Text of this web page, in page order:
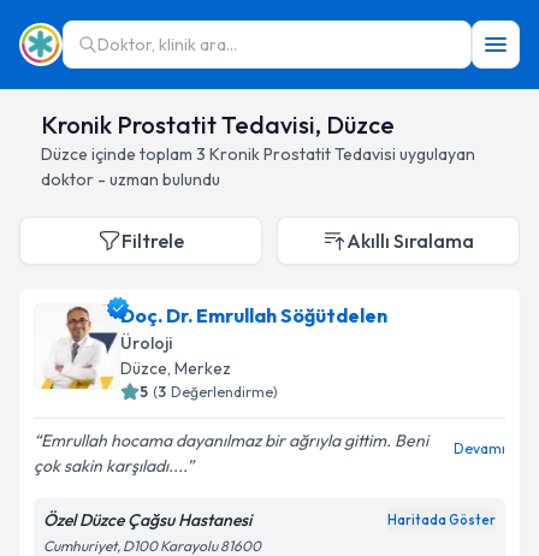
Doktor, klinik ara...
Kronik Prostatit Tedavisi, Düzce
Düzce içinde toplam 3 Kronik Prostatit Tedavisi uygulayan
doktor - uzman bulundu
Filtrele Akıllı Sıralama
Doç. Dr. Emrullah Söğütdelen
Üroloji
Düzce, Merkez
5 (3 Değerlendirme)
Emrullah hocama dayanılmaz bir ağrıyla gittim. Beni
çok sakin karşıladı....
Devamı
Özel Düzce Çağsu Hastanesi Haritada Göster
Cumhuriyet, D100 Karayolu 81600